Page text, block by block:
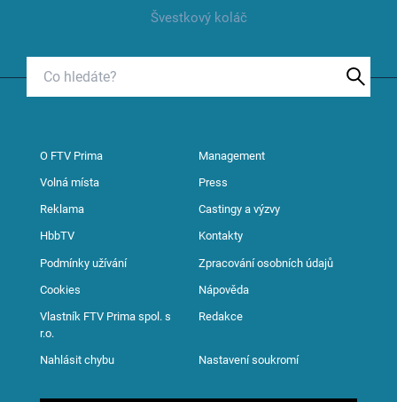
Švestkový koláč
O FTV Prima Management
Volná místa Press
Reklama Castingy a výzvy
HbbTV Kontakty
Podmínky užívání Zpracování osobních údajů
Cookies Nápověda
Vlastník FTV Prima spol. s
r.o.
Redakce
Nahlásit chybu Nastavení soukromí